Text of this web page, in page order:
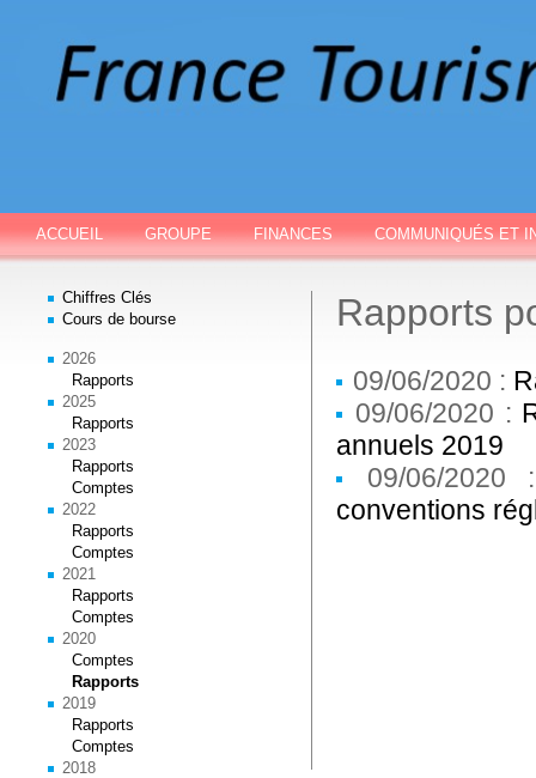
ACCUEIL GROUPE FINANCES COMMUNIQUÉS ET
Chiffres Clés
Cours de bourse
2026
Rapports
2025
Rapports
2023
Rapports
Comptes
2022
Rapports
Comptes
2021
Rapports
Comptes
2020
Comptes
Rapports
2019
Rapports
Comptes
2018
Rapports
09/06/2020 :
09/06/2020 :
annuels 2019
09/06/
conventions